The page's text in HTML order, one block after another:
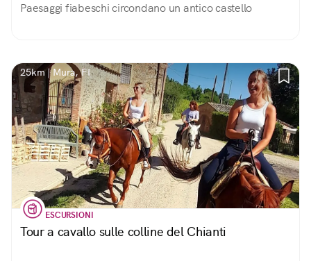
Paesaggi fiabeschi circondano un antico castello
25km | Mura, FI
ESCURSIONI
Tour a cavallo sulle colline del Chianti